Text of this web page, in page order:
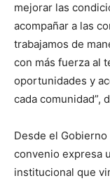
mejorar las
acompañar a las
trabajamos de
con más fuerza al
oportunidades y
cada comunidad”,
Desde el
convenio expresa
institucional que